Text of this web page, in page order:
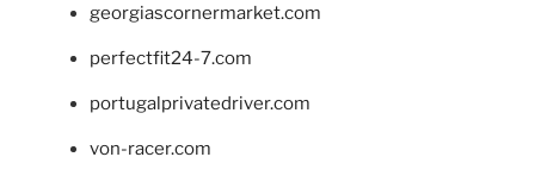
georgiascornermarket.com
perfectfit24-7.com
portugalprivatedriver.com
von-racer.com